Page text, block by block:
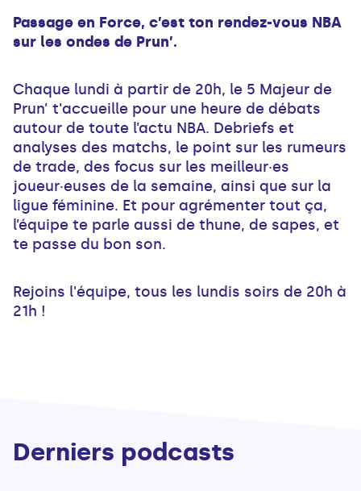
Passage en Force, c’est ton rendez-vous NBA
sur les ondes de Prun’.
Chaque lundi à partir de 20h, le 5 Majeur de
Prun’ t'accueille pour une heure de débats
autour de toute l’actu NBA. Debriefs et
analyses des matchs, le point sur les rumeurs
de trade, des focus sur les meilleur·es
joueur·euses de la semaine, ainsi que sur la
ligue féminine. Et pour agrémenter tout ça,
l’équipe te parle aussi de thune, de sapes, et
te passe du bon son.
Rejoins l'équipe, tous les lundis soirs de 20h à
21h !
Derniers podcasts